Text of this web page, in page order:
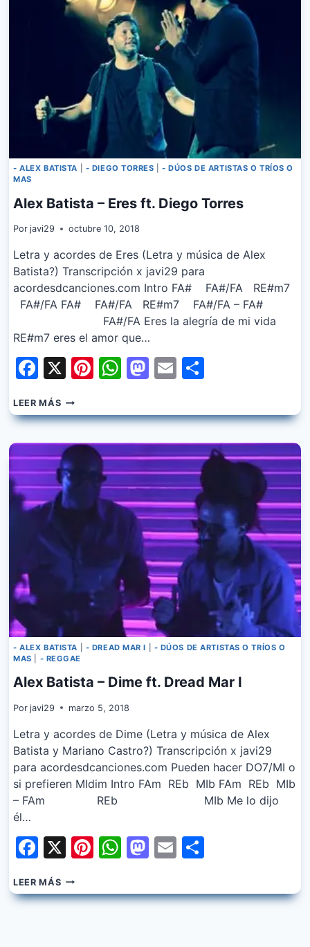
- ALEX BATISTA - DIEGO TORRES |- DÚOS DE ARTISTAS O TRÍOS O
MAS
Alex Batista – Eres ft. Diego Torres
Por javi29 octubre 10, 2018
Letra y acordes de Eres (Letra y música de Alex
Batista?) Transcripción x javi29 para
acordesdcanciones.com Intro FA# FA#/FA RE#m7
FA#/FA FA# FA#/FA RE#m7 FA#/FA – FA#
FA#/FA Eres la alegría de mi vida
RE#m7 eres el amor que…
Facebook
X Pinterest
WhatsApp
Mastodon
Email
LEER MÁSALEX
BATISTA
–
FT.
DIEGO
TORRES
- ALEX BATISTA - DREAD MAR I
- DÚOS DE ARTISTAS O TRÍOS O
MAS
- REGGAE
Alex Batista – Dime ft. Dread Mar I
Por javi29 marzo 5, 2018
Letra y acordes de Dime (Letra y música de Alex
Batista y Mariano Castro?) Transcripción x javi29
para acordesdcanciones.com Pueden hacer DO7/MI o
si prefieren MIdim Intro FAm REb MIb FAm REb MIb
– FAm REb MIb Me lo dijo
él…
Facebook
X Pinterest
WhatsApp
Mastodon
Email
LEER MÁSALEX
BATISTA
–